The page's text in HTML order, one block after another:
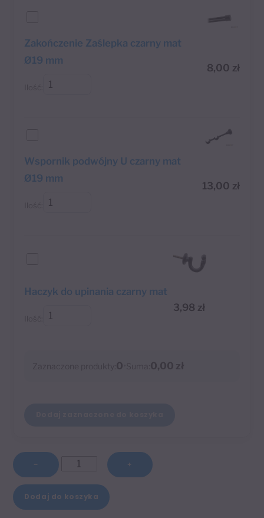
Zakończenie Zaślepka czarny mat
Ø19 mm
8,00 zł
Wspornik podwójny U czarny mat
Ø19 mm
13,00 zł
Haczyk do upinania czarny mat
3,98 zł
0 0,00 zł
−
ilość
Zakończenie
Gabi
czarny
+
Dodaj do koszyka